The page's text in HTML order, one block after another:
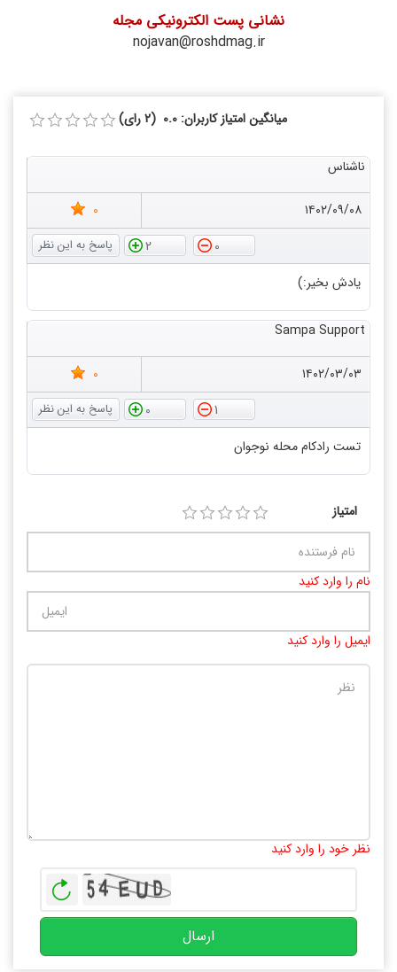
نشانی پست الکترونیکی مجله
nojavan@roshdmag.ir
میانگین امتیاز کاربران: 0.0 (2 رای)
ناشناس
۱۴۰۲/۰۹/۰۸
0
0
2
یادش بخیر:)
Sampa Support
۱۴۰۲/۰۳/۰۳
0
1
0
تست رادکام محله نوجوان
امتیاز
نام را وارد کنید
ایمیل را وارد کنید
نظر خود را وارد کنید
ارسال